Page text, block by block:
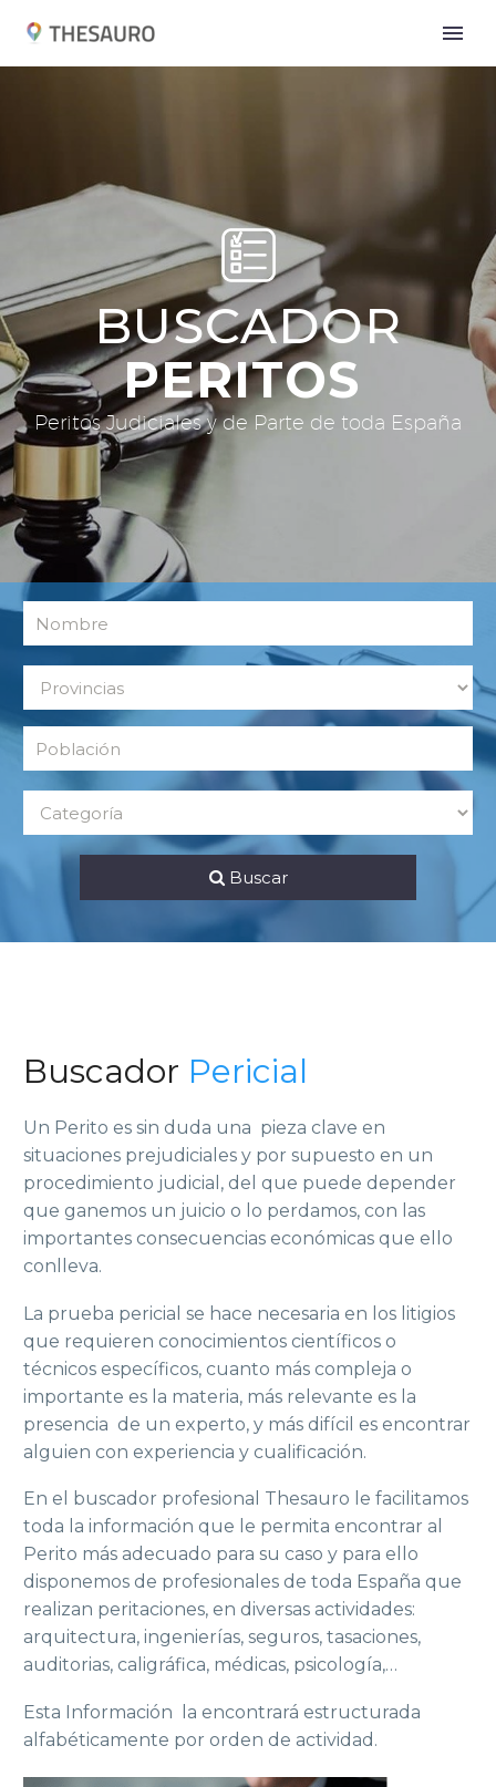
BUSCADOR
PERITOS
Peritos Judiciales y de Parte de toda España
Buscar
Buscador Pericial
Un Perito es sin duda una pieza clave en
situaciones prejudiciales y por supuesto en un
procedimiento judicial, del que puede depender
que ganemos un juicio o lo perdamos, con las
importantes consecuencias económicas que ello
conlleva.
La prueba pericial se hace necesaria en los litigios
que requieren conocimientos científicos o
técnicos específicos, cuanto más compleja o
importante es la materia, más relevante es la
presencia de un experto, y más difícil es encontrar
alguien con experiencia y cualificación.
En el buscador profesional Thesauro le facilitamos
toda la información que le permita encontrar al
Perito más adecuado para su caso y para ello
disponemos de profesionales de toda España que
realizan peritaciones, en diversas actividades:
arquitectura, ingenierías, seguros, tasaciones,
auditorias, caligráfica, médicas, psicología,…
Esta Información la encontrará estructurada
alfabéticamente por orden de actividad.